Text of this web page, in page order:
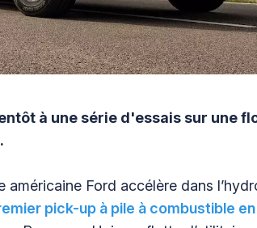
à une série d'essais sur une
américaine Ford accélère dans
pick-up à pile à combustible